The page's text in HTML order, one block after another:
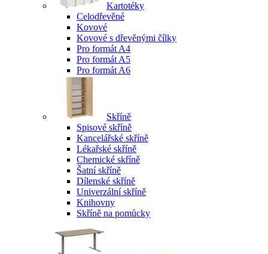
Kartotéky
Celodřevěné
Kovové
Kovové s dřevěnými čílky
Pro formát A4
Pro formát A5
Pro formát A6
Skříně
Spisové skříně
Kancelářské skříně
Lékařské skříně
Chemické skříně
Šatní skříně
Dílenské skříně
Univerzální skříně
Knihovny
Skříně na pomůcky